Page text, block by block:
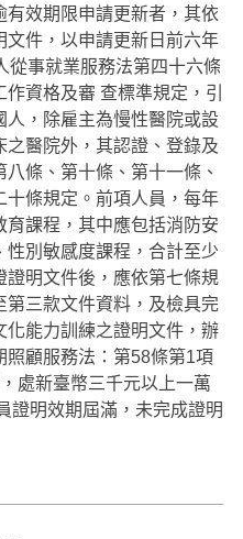
效期限申請更新者，其依
件，以申請更新日前六年
從事就業服務法第四十六條
資格及審 查標準規定，引
，除雇主為慢性醫院或設
醫院外，其認證、登錄及
條、第十條、第十一條、
十條規定。前項人員，每年
課程，其中應包括消防安
別敏感度課程，合計至少
證明文件後，應依第七條規
第三款文件資料，及檢具完
化能力訓練之證明文件，辦
照顧服務法：第58條第1項
處新臺幣三千元以上一萬
證明效期屆滿，未完成證明